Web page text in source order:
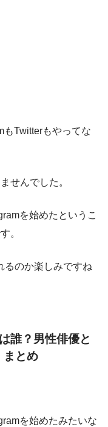
もTwitterもやってな
せんでした。
を始めたというこ
。
るのか楽しみですね
誰？男性俳優と
まとめ
を始めたみたいな